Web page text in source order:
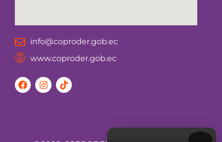
info@coproder.gob.ec
www.coproder.gob.ec
F
a
I
n
T
i